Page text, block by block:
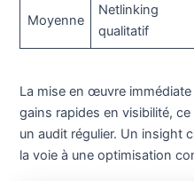
Moyenne
Netlinking
qualitatif
La mise en œuvre
gains rapides en visibilité,
un audit régulier. Un insight
la voie à une optimisation